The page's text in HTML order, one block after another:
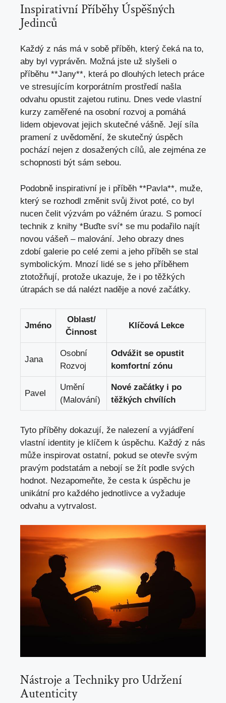
Inspirativní Příběhy ⁤Úspěšných
‌Jedinců
Každý z nás má ‍v sobě‌ příběh, který čeká na‍ to,
aby‍ byl​ vyprávěn.‍ Možná jste už ⁢slyšeli o
příběhu **Jany**,⁤ která po dlouhých letech práce
ve​ stresujícím⁤ korporátním prostředí našla
⁤odvahu opustit zajetou ⁤rutinu.⁢ Dnes vede vlastní‌
kurzy zaměřené na​ osobní rozvoj‍ a pomáhá⁤
lidem ⁤objevovat jejich skutečné vášně. Její síla
⁤pramení z uvědomění, že skutečný úspěch⁢
pochází ⁤nejen z dosažených cílů, ale zejména⁣ ze
schopnosti⁢ být sám sebou.
Podobně inspirativní je i příběh **Pavla**, muže,
⁢který se rozhodl změnit svůj život⁢ poté, co byl ​
nucen čelit výzvám​ po vážném úrazu. S pomocí
technik z knihy *Buďte‍ sví* se mu podařilo​ najít‌
novou vášeň –⁢ malování. ⁢Jeho obrazy ​dnes
‍zdobí‍ galerie po celé ​zemi a jeho příběh se stal
symbolickým. Mnozí lidé ⁤se ⁣s jeho⁢ příběhem
ztotožňují, protože ukazuje, že ⁣i po těžkých⁤
útrapách se dá nalézt naděje a ⁣nové začátky.
Jméno
Oblast/
Činnost
Klíčová Lekce
Jana
Osobní
Rozvoj
Odvážit se ⁢opustit‌
komfortní zónu
Pavel
Umění
(Malování)
Nové⁢ začátky i po
těžkých ⁣chvílích
Tyto ​příběhy dokazují,​ že⁤ nalezení ​a⁣ vyjádření
vlastní identity je klíčem k úspěchu. Každý z nás
může ‌inspirovat ostatní, pokud se otevře svým
pravým podstatám a nebojí⁣ se ⁤žít podle svých
hodnot. Nezapomeňte, ⁣že cesta k úspěchu je‍
unikátní pro​ každého jednotlivce a ‌vyžaduje
odvahu a vytrvalost.
Nástroje ‍a Techniky​ pro Udržení⁢
Autenticity